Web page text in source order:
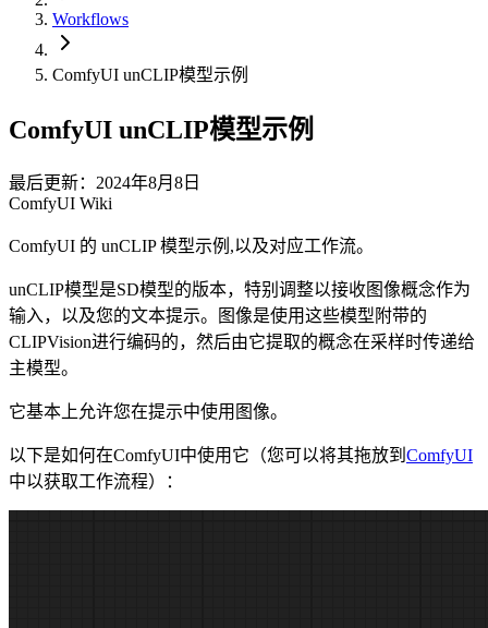
Workflows
ComfyUI unCLIP模型示例
ComfyUI unCLIP模型示例
最后更新：2024年8月8日
ComfyUI Wiki
ComfyUI 的 unCLIP 模型示例,以及对应工作流。
unCLIP模型是SD模型的版本，特别调整以接收图像概念作为
输入，以及您的文本提示。图像是使用这些模型附带的
CLIPVision进行编码的，然后由它提取的概念在采样时传递给
主模型。
它基本上允许您在提示中使用图像。
以下是如何在ComfyUI中使用它（您可以将其拖放到 ComfyUI
中以获取工作流程）：